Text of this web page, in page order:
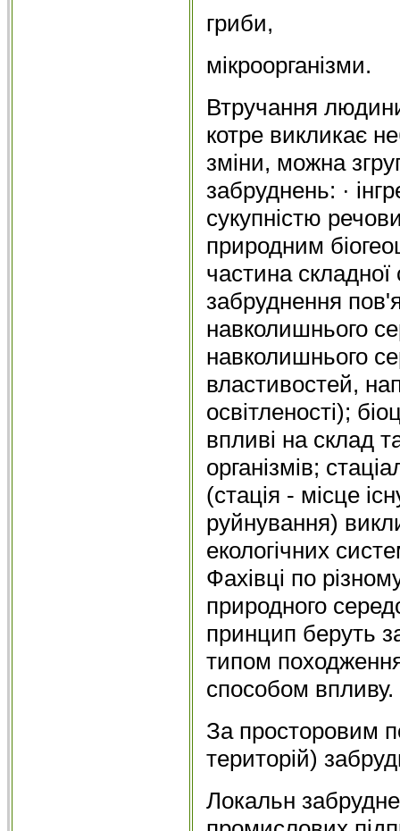
гриби,
мікроорганізми.
Втручання
котре викликає
зміни, можна
забруднень: ·
сукупністю
природним
частина
забруднення
навколишнього
навколишнього
властивостей,
освітленості);
впливі на склад
організмів;
(стація - місце
руйнування)
екологічних
Фахівці по
природного
принцип беруть
типом
способом впливу.
За просторовим
територій)
Локальн